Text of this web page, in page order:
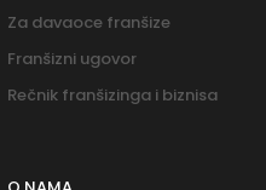
Za davaoce franšize
Franšizni ugovor
Rečnik franšizinga i biznisa